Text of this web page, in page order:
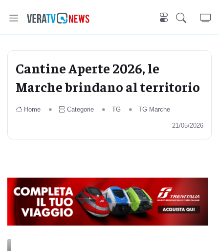
Cantine Aperte 2026, le
Marche brindano al territorio
Home Categorie TG TG Marche
21/05/2026